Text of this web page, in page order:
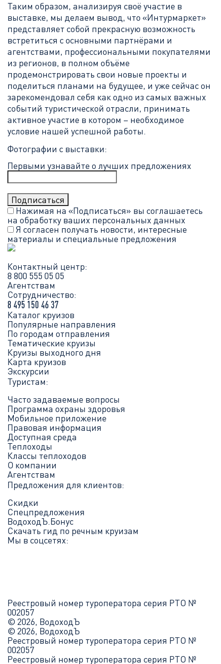
Таким образом, анализируя своё участие в
выставке, мы делаем вывод, что «Интурмаркет»
представляет собой прекрасную возможность
встретиться с основными партнёрами и
агентствами, профессиональными покупателями
из регионов, в полном объёме
продемонстрировать свои новые проекты и
поделиться планами на будущее, и уже сейчас он
зарекомендовал себя как одно из самых важных
событий туристической отрасли, принимать
активное участие в котором – необходимое
условие нашей успешной работы.
Фотографии с выставки:
Первыми узнавайте о лучших предложениях
Нажимая на «Подписаться» вы соглашаетесь
на обработку ваших персональных данных
Я согласен получать новости, интересные
материалы и специальные предложения
Контактный центр:
8 800 555 05 05
Агентствам
Сотрудничество:
8 495 150 46 37
Каталог круизов
Популярные направления
По городам отправления
Тематические круизы
Круизы выходного дня
Карта круизов
Экскурсии
Туристам:
Часто задаваемые вопросы
Программа охраны здоровья
Мобильное приложение
Правовая информация
Доступная среда
Теплоходы
Классы теплоходов
О компании
Агентствам
Предложения для клиентов:
Скидки
Спецпредложения
ВодоходЪ.Бонус
Скачать гид по речным круизам
Мы в соцсетях:
Реестровый номер туроператора серия РТО №
002057
© 2026, ВодоходЪ
© 2026, ВодоходЪ
Реестровый номер туроператора серия РТО №
002057
Реестровый номер туроператора серия РТО №